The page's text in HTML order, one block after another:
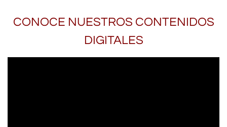
CONOCE NUESTROS CONTENIDOS
DIGITALES